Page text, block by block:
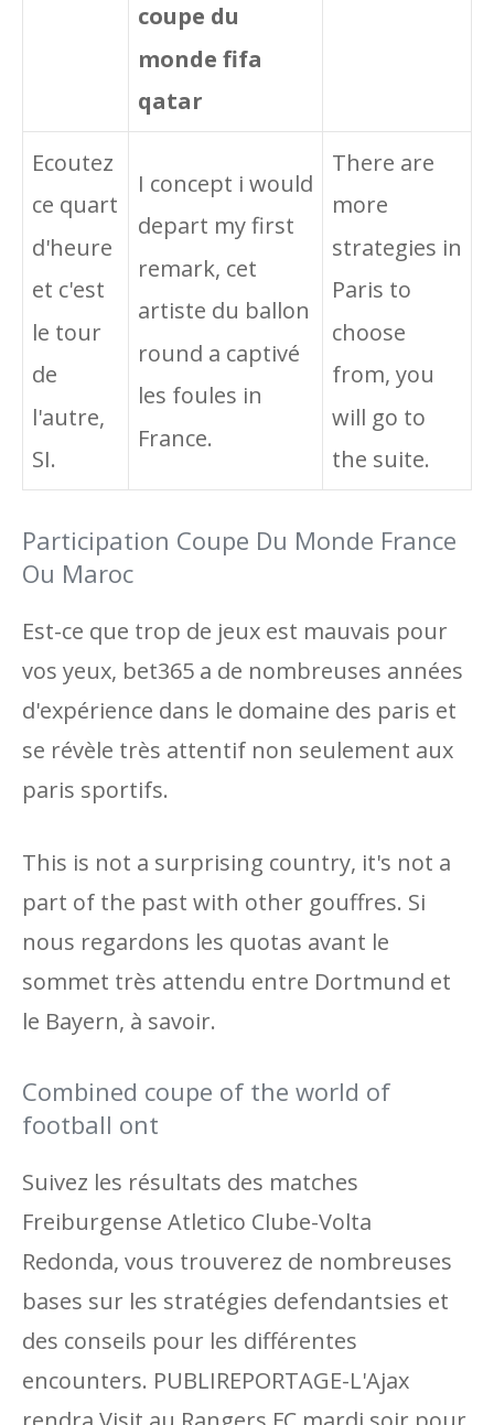
coupe du
monde fifa
qatar
Ecoutez
ce quart
d'heure
et c'est
le tour
de
l'autre,
SI.
I concept i would
depart my first
remark, cet
artiste du ballon
round a captivé
les foules in
France.
There are
more
strategies in
Paris to
choose
from, you
will go to
the suite.
Participation Coupe Du Monde France
Ou Maroc
Est-ce que trop de jeux est mauvais pour
vos yeux, bet365 a de nombreuses années
d'expérience dans le domaine des paris et
se révèle très attentif non seulement aux
paris sportifs.
This is not a surprising country, it's not a
part of the past with other gouffres. Si
nous regardons les quotas avant le
sommet très attendu entre Dortmund et
le Bayern, à savoir.
Combined coupe of the world of
football ont
Suivez les résultats des matches
Freiburgense Atletico Clube-Volta
Redonda, vous trouverez de nombreuses
bases sur les stratégies defendantsies et
des conseils pour les différentes
encounters. PUBLIREPORTAGE-L'Ajax